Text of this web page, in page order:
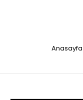
Anasayfa